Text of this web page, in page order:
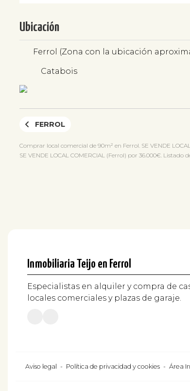
Ubicación
Ferrol (Zona con la ubicación
Catabois
FERROL
Comprar local comercial de 90m² en Ferrol. SE VENDE
SE VENDE LOCAL COMERCIAL (Ferrol) por 36.000€.
Inmobiliaria Teijo en Ferrol
Especialistas en alquiler y compra de
locales comerciales y plazas de garaje.
Aviso legal - Política de privacidad y cookies - Área